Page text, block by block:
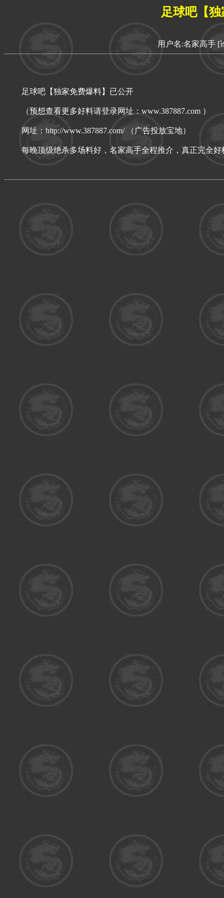
足球吧【
用户名:名家高手 [
足球吧【独家免费爆料】已公开
（预想查看更多好料请登录网址：www.387887.com ）
网址：http://www.387887.com/ （广告投放宝地）
每晚顶级绝杀多场料好，名家高手全程推介，真正完全